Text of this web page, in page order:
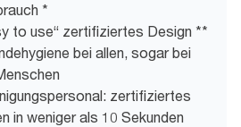
*
to use“ zertifiziertes Design **
bei allen, sogar bei
zertifiziertes
in weniger als 10 Sekunden